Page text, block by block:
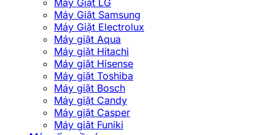
Máy Giặt Samsung
Máy Giặt Electrolux
Máy giặt Aqua
Máy giặt Hitachi
Máy giặt Hisense
Máy giặt Toshiba
Máy giặt Bosch
Máy giặt Candy
Máy giặt Casper
Máy giặt Funiki